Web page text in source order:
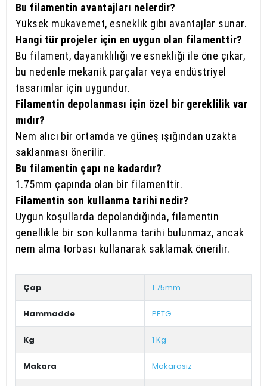
Bu filamentin avantajları nelerdir?
Yüksek mukavemet, esneklik gibi avantajlar sunar.
Hangi tür projeler için en uygun olan filamenttir?
Bu filament, dayanıklılığı ve esnekliği ile öne çıkar,
bu nedenle mekanik parçalar veya endüstriyel
tasarımlar için uygundur.
Filamentin depolanması için özel bir gereklilik var
mıdır?
Nem alıcı bir ortamda ve güneş ışığından uzakta
saklanması önerilir.
Bu filamentin çapı ne kadardır?
1.75mm çapında olan bir filamenttir.
Filamentin son kullanma tarihi nedir?
Uygun koşullarda depolandığında, filamentin
genellikle bir son kullanma tarihi bulunmaz, ancak
nem alma torbası kullanarak saklamak önerilir.
Çap 1.75mm
Hammadde PETG
Kg 1 Kg
Makara Makarasız